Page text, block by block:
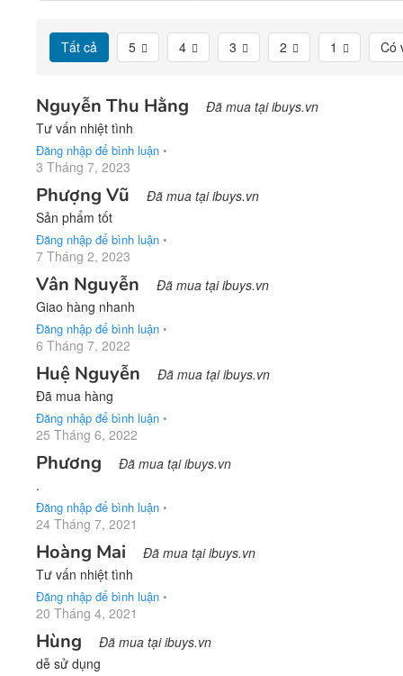
Tất cả 5 4 3 2 1 Có
Nguyễn Thu Hằng Đã mua tại ibuys.vn
Tư vấn nhiệt tình
Đăng nhập để bình luận •
3 Tháng 7, 2023
Phượng Vũ Đã mua tại ibuys.vn
Sản phẩm tốt
Đăng nhập để bình luận •
7 Tháng 2, 2023
Vân Nguyễn Đã mua tại ibuys.vn
Giao hàng nhanh
Đăng nhập để bình luận •
6 Tháng 7, 2022
Huệ Nguyễn Đã mua tại ibuys.vn
Đã mua hàng
Đăng nhập để bình luận •
25 Tháng 6, 2022
Phương Đã mua tại ibuys.vn
.
Đăng nhập để bình luận •
24 Tháng 7, 2021
Hoàng Mai Đã mua tại ibuys.vn
Tư vấn nhiệt tình
Đăng nhập để bình luận •
20 Tháng 4, 2021
Hùng Đã mua tại ibuys.vn
dễ sử dụng